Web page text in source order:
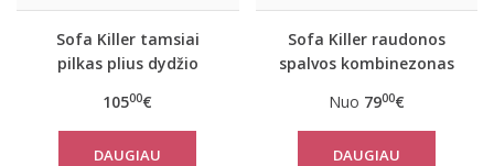
Sofa Killer tamsiai
pilkas plius dydžio
10500€
DAUGIAU
Sofa Killer raudonos
spalvos kombinezonas
Texas
Nuo 7900€
DAUGIAU